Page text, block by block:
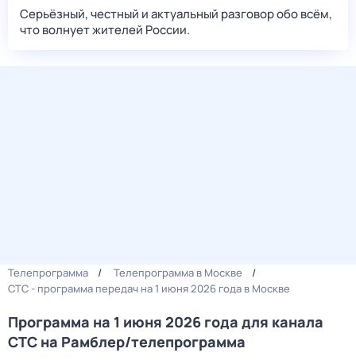
Серьёзный, честный и актуальный разговор обо всём,
что волнует жителей России.
Телепрограмма
Телепрограмма в Москве
СТС - программа передач на 1 июня 2026 года в Москве
Программа на 1 июня 2026 года для канала
СТС на Рамблер/телепрограмма